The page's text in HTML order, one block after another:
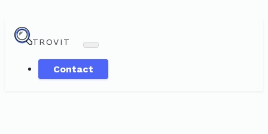
TROVIT
Contact